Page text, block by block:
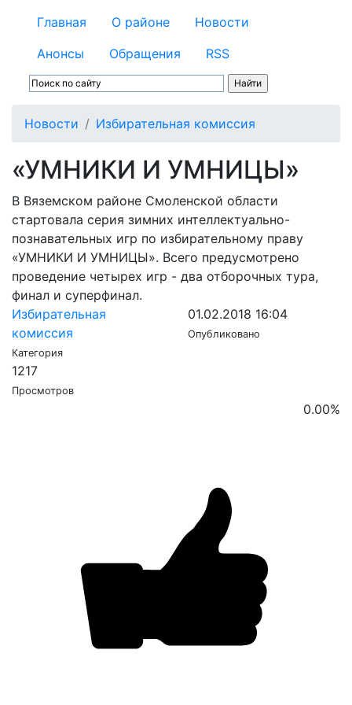
Главная О районе
Новости
Анонсы
Обращения RSS
Новости Избирательная комиссия
«УМНИКИ И УМНИЦЫ»
В Вяземском районе Смоленской области
стартовала серия зимних интеллектуально-
познавательных игр по избирательному праву
«УМНИКИ И УМНИЦЫ». Всего предусмотрено
проведение четырех игр - два отборочных тура,
финал и суперфинал.
Избирательная
комиссия
Категория
01.02.2018 16:04
Опубликовано
1217
Просмотров
0.00%